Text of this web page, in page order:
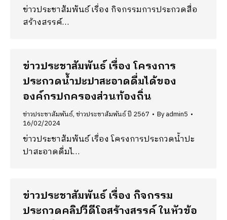
ข่าวประชาสัมพันธ์ เรื่อง กิจกรรมการประกวดสื่อ
สร้างสรรค์…
ข่าวประชาสัมพันธ์ เรื่อง โครงการ
ประกวดน้ำปะปาสะอาดดื่มได้ของ
องค์กรปกครองส่วนท้องถิ่น
ข่าวประชาสัมพันธ์,ข่าวประชาสัมพันธ์ ปี 2567 Byadmin5
16/02/2024
ข่าวประชาสัมพันธ์ เรื่อง โครงการประกวดน้ำปะ
ปาสะอาดดื่มไ…
ข่าวประชาสัมพันธ์ เรื่อง กิจกรรม
ประกวดคลิปวีดีโอสร้างสรรค์ ในหัวข้อ